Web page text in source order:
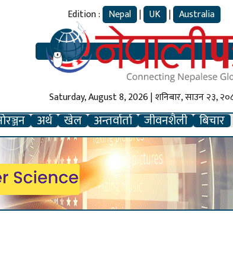
Edition : Nepal | UK | Australia
Saturday, August 8, 2026 | शनिबार, साउन २३,
अर्थ खेल अन्तर्वार्ता जीवनशैली बिचार